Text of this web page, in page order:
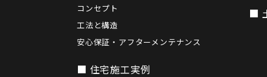
コンセプト
工法と構造
安心保証・アフターメンテナンス
■ 住宅施工実例
■